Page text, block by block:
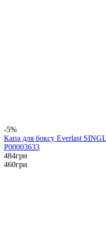
-5%
Капа для боксу Everlast
P00003633
484грн
460грн